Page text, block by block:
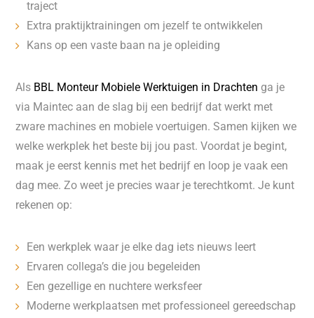
traject
Extra praktijktrainingen om jezelf te ontwikkelen
Kans op een vaste baan na je opleiding
Als BBL Monteur Mobiele Werktuigen in Drachten ga je
via Maintec aan de slag bij een bedrijf dat werkt met
zware machines en mobiele voertuigen. Samen kijken we
welke werkplek het beste bij jou past. Voordat je begint,
maak je eerst kennis met het bedrijf en loop je vaak een
dag mee. Zo weet je precies waar je terechtkomt. Je kunt
rekenen op:
Een werkplek waar je elke dag iets nieuws leert
Ervaren collega’s die jou begeleiden
Een gezellige en nuchtere werksfeer
Moderne werkplaatsen met professioneel gereedschap